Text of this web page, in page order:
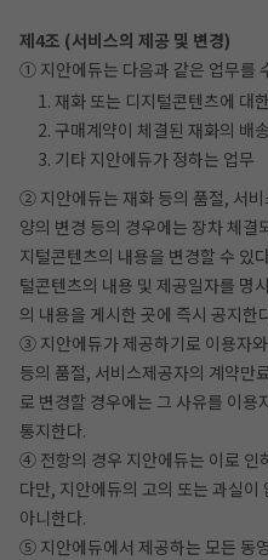
제4조 (서비스의 제공 및 변경)
① 지안에듀는 다음과 같은 업무를
1. 재화 또는 디지털콘텐츠에 대
2. 구매계약이 체결된 재화의 배
3. 기타 지안에듀가 정하는 업무
② 지안에듀는 재화 등의 품절, 서
양의 변경 등의 경우에는 장차 체결
지털콘텐츠의 내용을 변경할 수 있
털콘텐츠의 내용 및 제공일자를 명
의 내용을 게시한 곳에 즉시 공지한
③ 지안에듀가 제공하기로 이용자
등의 품절, 서비스제공자의 계약만
로 변경할 경우에는 그 사유를 이
통지한다.
④ 전항의 경우 지안에듀는 이로 인
다만, 지안에듀의 고의 또는 과실
아니한다.
⑤ 지안에듀에서 제공하는 모든 동